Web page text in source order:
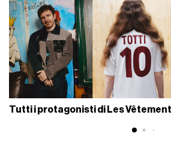
Tutti i protagonisti di Les